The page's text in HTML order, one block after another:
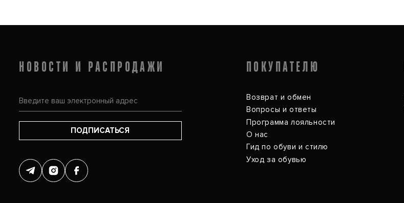
НОВОСТИ И РАСПРОДАЖИ
ПОДПИСАТЬСЯ
ПОКУПАТЕЛЮ
Возврат и обмен
Вопросы и ответы
Программа лояльности
О нас
Гид по обуви и стилю
Уход за обувью